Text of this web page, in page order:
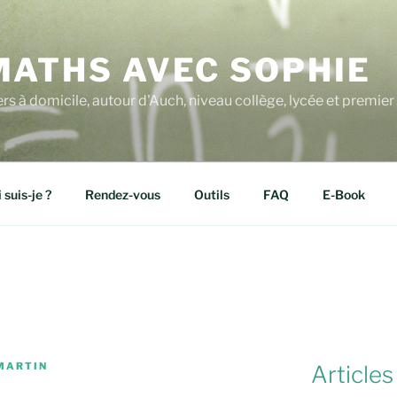
AVEC SOPHIE
à domicile, autour d'Auch, niveau collège, lycée et
suis-je ? Rendez-vous Outils FAQ E-Book